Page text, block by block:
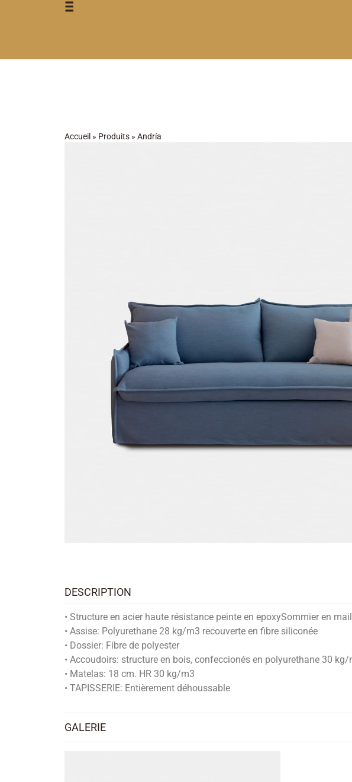
Accueil » Produits » Andría
DESCRIPTION
• Structure en acier haute résistance peinte en epoxySommier en
• Assise: Polyurethane 28 kg/m3 recouverte en fibre siliconée
• Dossier: Fibre de polyester
• Accoudoirs: structure en bois, confeccionés en polyurethane 30 kg/
• Matelas: 18 cm. HR 30 kg/m3
• TAPISSERIE: Entièrement déhoussable
GALERIE